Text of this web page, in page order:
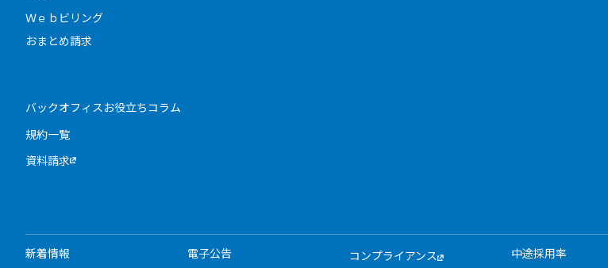
Ｗｅｂビリング
おまとめ請求
バックオフィスお役立ちコラム
規約一覧
資料請求
新着情報 電子公告 コンプライアンス 中途採用率